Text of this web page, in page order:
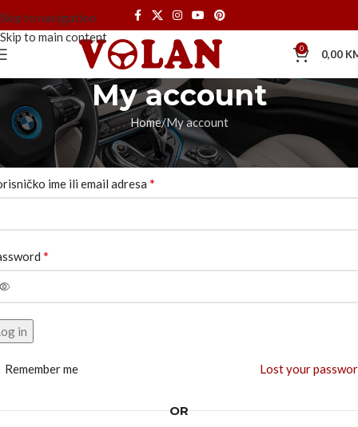
Skip to navigation
Skip to main content
0 0,00
My account
Home My account
ime ili email adresa *
*
in
Lost your
Remember me
OR